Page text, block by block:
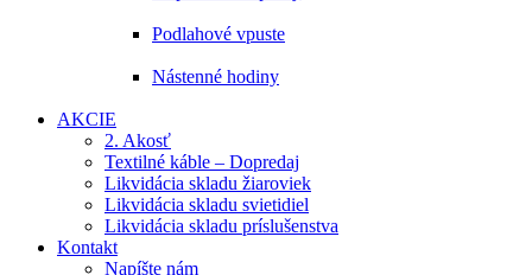
Podlahové vpuste
Nástenné hodiny
AKCIE
2. Akosť
Textilné káble – Dopredaj
Likvidácia skladu žiaroviek
Likvidácia skladu svietidiel
Likvidácia skladu príslušenstva
Kontakt
Napíšte nám